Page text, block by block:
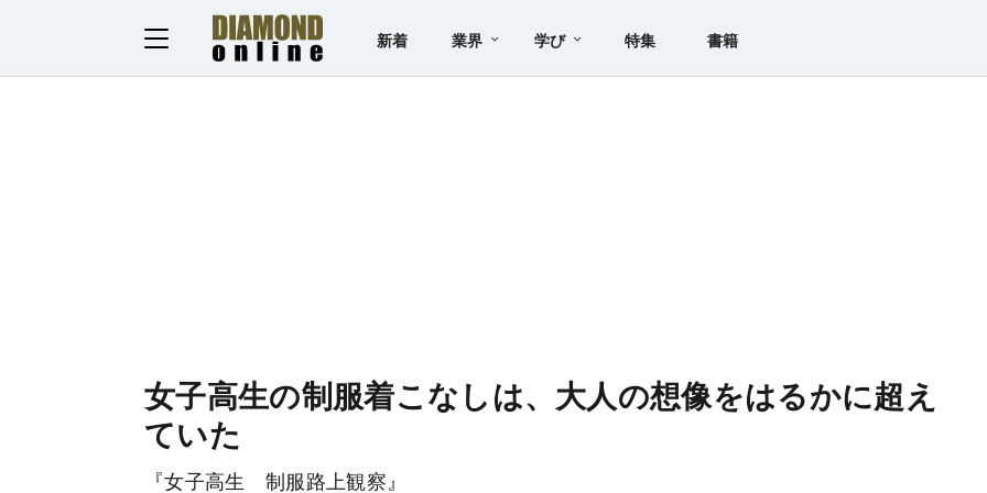
新着 業界 学び 特集 書籍
女子高生の制服着こなしは、大人の想像をはるかに超え
ていた
『女子高生 制服路上観察』